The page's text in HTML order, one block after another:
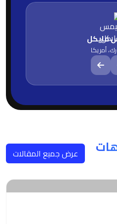
مايكل
أمريكا
عرض جميع المقالات